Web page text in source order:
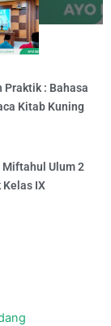
Praktik : Bahasa
Kitab Kuning
Ulum 2
IX